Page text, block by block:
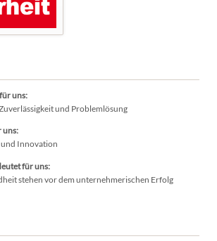
uns:
und Problemlösung
uns:
Innovation
für uns:
stehen vor dem unternehmerischen Erfolg